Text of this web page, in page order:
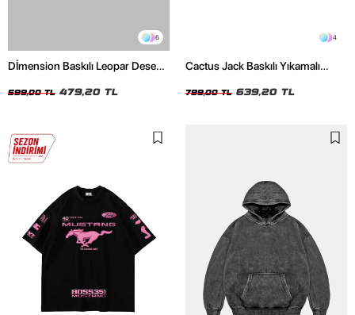
6
Dİmension Baskılı Leopar Desenli
Tshirt
599,00 TL 479,20 TL
4
Cactus Jack Baskılı Yıkamalı
799,00 TL 639,20 TL